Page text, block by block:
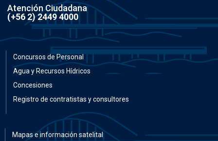
Atención Ciudadana
(+56 2) 2449 4000
Concursos de Personal
Agua y Recursos Hídricos
Concesiones
Registro de contratistas y consultores
Mapas e información satelital